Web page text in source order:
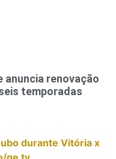
anuncia renovação
temporadas